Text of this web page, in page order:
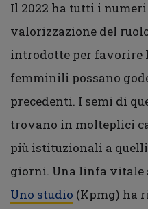
Il 2022 ha tutti i numeri
valorizzazione del
introdotte per favorire
femminili possano
precedenti. I semi di
trovano in molteplici
più istituzionali a
giorni. Una linfa vitale
Uno studio (Kpmg) ha